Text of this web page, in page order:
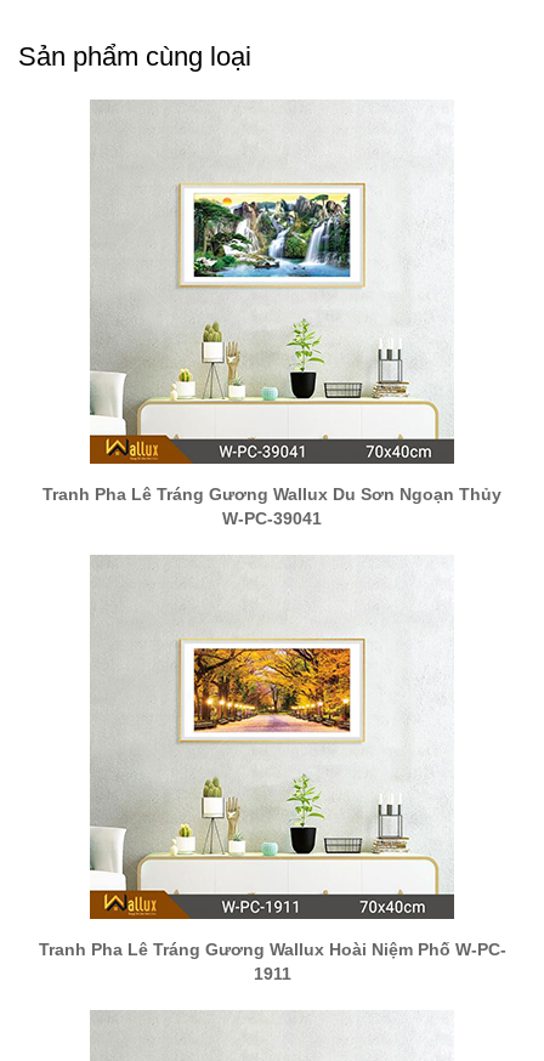
Sản phẩm cùng loại
Tranh Pha Lê Tráng Gương Wallux Du Sơn Ngoạn Thủy
W-PC-39041
Tranh Pha Lê Tráng Gương Wallux Hoài Niệm Phố W-PC-
1911